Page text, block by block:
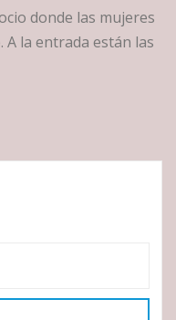
donde las mujeres
la entrada están las